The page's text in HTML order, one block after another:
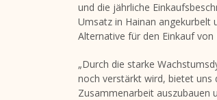
und die jährliche
Umsatz in Hainan angekurbelt
Alternative für den Einkauf
„Durch die starke
noch verstärkt wird, bietet uns
Zusammenarbeit auszubauen